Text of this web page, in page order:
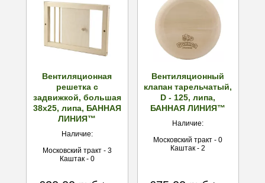
Вентиляционная
решетка с
задвижкой, большая
38х25, липа, БАННАЯ
ЛИНИЯ™
Наличие:
Московский тракт - 3
Каштак - 0
Вентиляционный
клапан тарельчатый,
D - 125, липа,
БАННАЯ ЛИНИЯ™
Наличие:
Московский тракт - 0
Каштак - 2